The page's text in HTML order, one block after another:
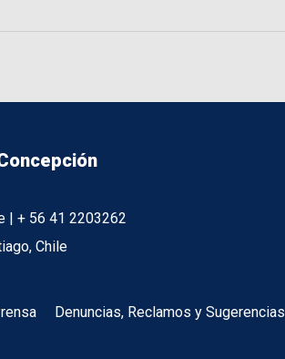
| + 56 41 2203262
Chile
Denuncias, Reclamos y Sugerencias